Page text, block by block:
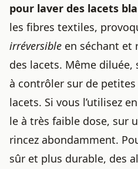
pour laver des lacets
les fibres textiles,
irréversible en séchant et
des lacets. Même
à contrôler sur de
lacets. Si vous l’utilisez
le à très faible dose, sur
rincez abondamment.
sûr et plus durable, des